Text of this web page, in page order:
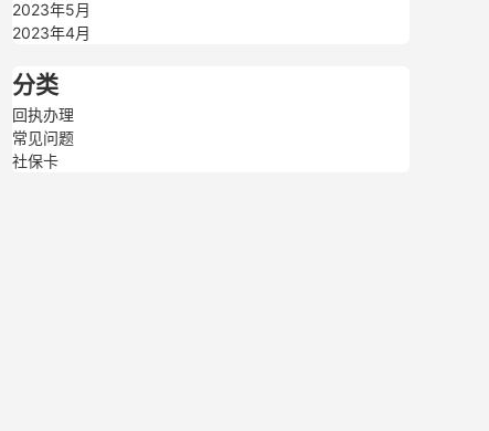
2023年5月
2023年4月
分类
回执办理
常见问题
社保卡